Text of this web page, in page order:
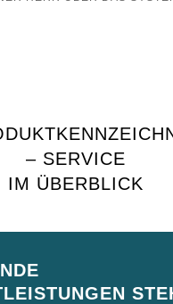
– SERVICE
IM ÜBERBLICK